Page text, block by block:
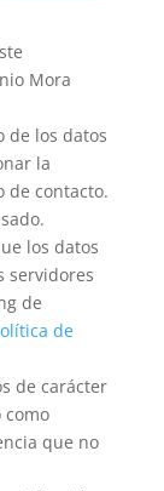
Mora
de los datos
la
de contacto.
los datos
servidores
de
de
de carácter
que no